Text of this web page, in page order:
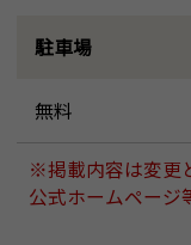
駐車場
無料
※掲載内容は変更
公式ホームページ